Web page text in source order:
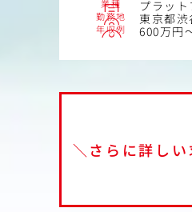
業種 プラッ
勤務地 東京都
年収例 600万円
＼さらに詳し